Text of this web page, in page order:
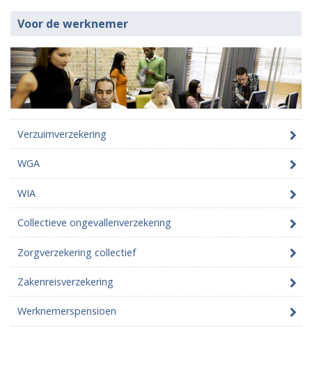
Voor de werknemer
Verzuimverzekering
WGA
WIA
Collectieve ongevallenverzekering
Zorgverzekering collectief
Zakenreisverzekering
Werknemerspensioen